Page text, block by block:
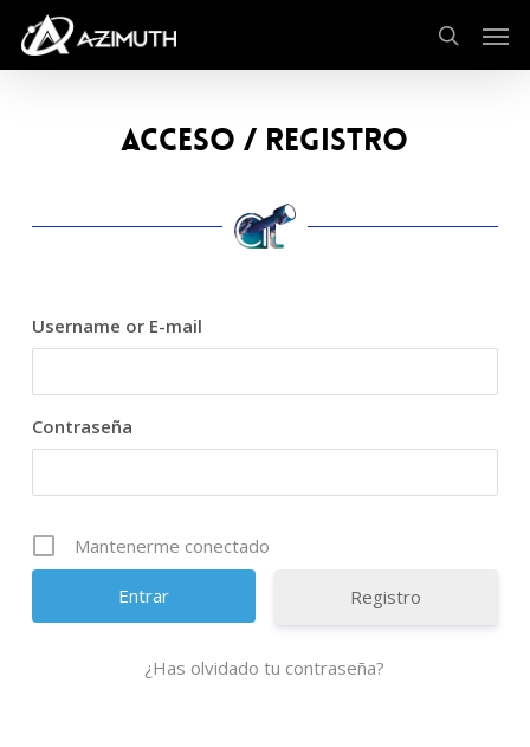
main
search
ACCESO / REGISTRO
Username or E-mail
Contraseña
Mantenerme conectado
Registro
¿Has olvidado tu contraseña?